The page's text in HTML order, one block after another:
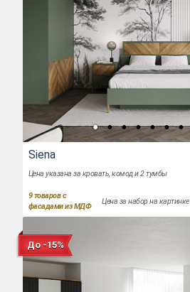
Siena
Цена указана за кровать, комод и 2 тумбы
9 товаров с
фасадами из МДФ
Цена за набор на картинке
До -15%